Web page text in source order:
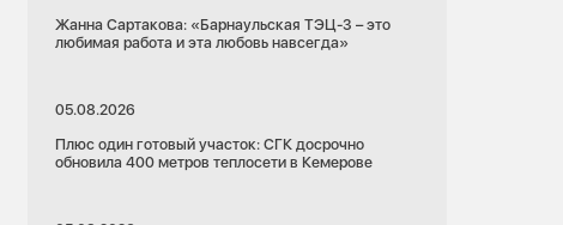
Жанна Сартакова: «Барнаульская ТЭЦ-3 – это
любимая работа и эта любовь навсегда»
05.08.2026
Плюс один готовый участок: СГК досрочно
обновила 400 метров теплосети в Кемерове